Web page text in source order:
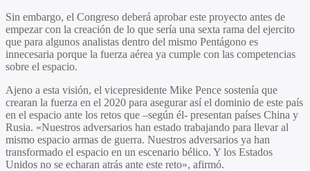
Sin embargo, el Congreso deberá aprobar este proyecto antes de
empezar con la creación de lo que sería una sexta rama del ejercito
que para algunos analistas dentro del mismo Pentágono es
innecesaria porque la fuerza aérea ya cumple con las competencias
sobre el espacio.
Ajeno a esta visión, el vicepresidente Mike Pence sostenía que
crearan la fuerza en el 2020 para asegurar así el dominio de este país
en el espacio ante los retos que –según él- presentan países China y
Rusia. «Nuestros adversarios han estado trabajando para llevar al
mismo espacio armas de guerra. Nuestros adversarios ya han
transformado el espacio en un escenario bélico. Y los Estados
Unidos no se echaran atrás ante este reto», afirmó.